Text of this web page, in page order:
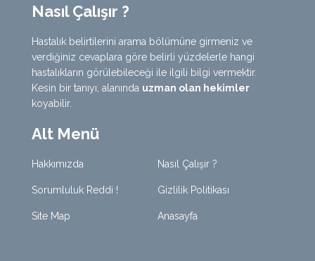
Nasıl Çalışır ?
Hastalık belirtilerini arama bölümüne girmeniz ve
verdiğiniz cevaplara göre belirli yüzdelerle hangi
hastalıkların görülebileceği ile ilgili bilgi vermektir.
Kesin bir tanıyı, alanında uzman olan hekimler
koyabilir.
Alt Menü
Hakkımızda Nasıl Çalışır ?
Sorumluluk Reddi ! Gizlilik Politikası
Site Map Anasayfa